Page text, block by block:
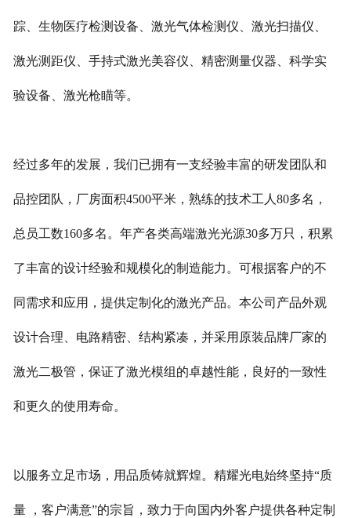
踪、生物医疗检测设备、激光气体检测仪、激光扫描仪、
激光测距仪、手持式激光美容仪、精密测量仪器、科学实
验设备、激光枪瞄等。
经过多年的发展，我们已拥有一支经验丰富的研发团队和
品控团队，厂房面积4500平米，熟练的技术工人80多名，
总员工数160多名。年产各类高端激光光源30多万只，积累
了丰富的设计经验和规模化的制造能力。可根据客户的不
同需求和应用，提供定制化的激光产品。本公司产品外观
设计合理、电路精密、结构紧凑，并采用原装品牌厂家的
激光二极管，保证了激光模组的卓越性能，良好的一致性
和更久的使用寿命。
以服务立足市场，用品质铸就辉煌。精耀光电始终坚持“质
量 ，客户满意”的宗旨，致力于向国内外客户提供各种定制